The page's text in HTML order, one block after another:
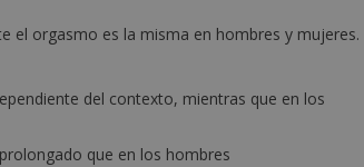
el orgasmo es la misma en hombres y mujeres.
del contexto, mientras que en los
que en los hombres